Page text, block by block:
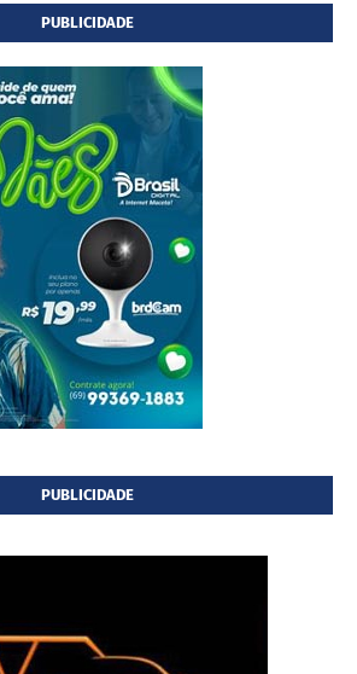
PUBLICIDADE
PUBLICIDADE